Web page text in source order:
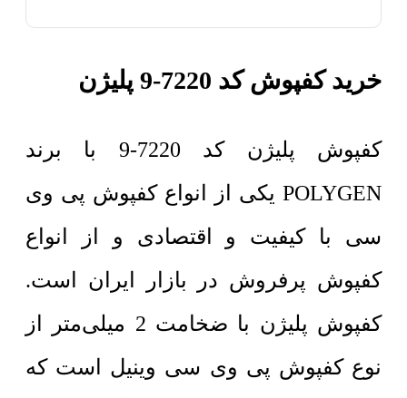
خرید کفپوش کد 7220-9 پلیژن
کفپوش پلیژن کد 7220-9 با برند
POLYGEN یکی از انواع کفپوش پی وی
سی با کیفیت و اقتصادی و از انواع
کفپوش پرفروش در بازار ایران است.
کفپوش پلیژن با ضخامت 2 میلی‌متر از
نوع کفپوش پی وی سی وینیل است که